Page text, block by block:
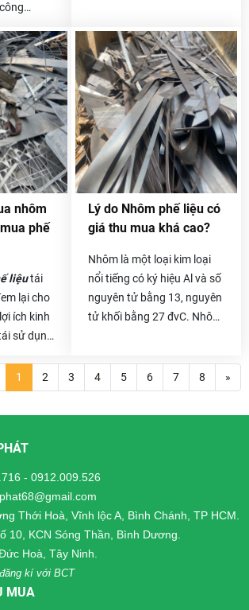
mạnh
trình
lớn, từ
4 cho
nhà
xây
đường,
một
sắt
hề nhỏ.
đó vừa
kho bãi
nhiễm
chẳng
không
Giá sắt vụn hôm naycũng
khá tốt và ổn định, vì sắt
vụn thường có giá thu mua
không cao bằng các loại
khác nên khách hàng
thường lo lắng về vấn đề
này.
nhôm
phế
liệutái
lại cho
ích kinh
sử dụng
của
nên xanh
khoảng
Phát
thu mua
hồng
giới
Lý do Nhôm phế liệu có
giá thu mua khá cao?
Nhôm là một loại kim loại
nổi tiếng có ký hiệu Al và số
nguyên tử bằng 13, nguyên
tử khối bằng 27 đvC. Nhôm
thấp và có khả năng chống
ăn mòn hiện tượng thụ
động. Các thành phần cấu
lĩnh vực khác của giao
1 2 3 4 5 6 7 8 »
- 0912.009.526
Thới Hoà, Vĩnh lộc A, Bình Chánh, TP HCM.
10, KCN Sóng Thần, Bình Dương.
Hoà, Tây Ninh.
kí với BCT
MUA